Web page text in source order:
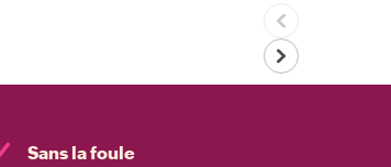
Sans la foule